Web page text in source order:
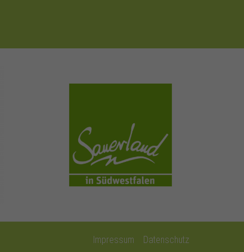
sauerland.com
Impressum Datenschutz